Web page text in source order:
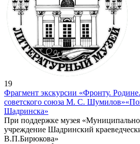
19
Фрагмент экскурсии «Фронту.
советского союза М. С. Шумилов»
Шадринска»
При поддержке музея
учреждение Шадринский
В.П.Бирюкова»